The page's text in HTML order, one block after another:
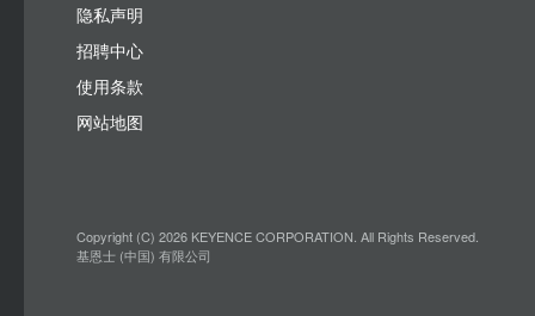
隐私声明
招聘中心
使用条款
网站地图
Copyright (C) 2026 KEYENCE CORPORATION. All Rights Reserved.
基恩士 (中国) 有限公司